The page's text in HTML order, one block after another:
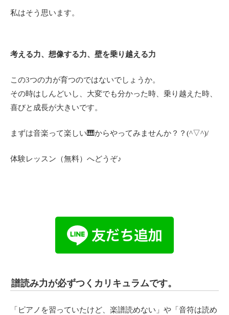
私はそう思います。
考える力、想像する力、壁を乗り越える力
この3つの力が育つのではないでしょうか。
その時はしんどいし、大変でも分かった時、乗り越えた時、
喜びと成長が大きいです。
まずは音楽って楽しい🎹からやってみませんか？？(^▽^)/
体験レッスン（無料）へどうぞ♪
譜読み力が必ずつくカリキュラムです。
「ピアノを習っていたけど、楽譜読めない」や「音符は読め